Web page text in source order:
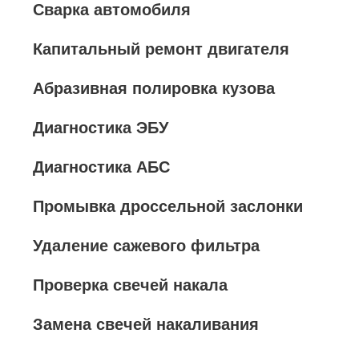
Сварка автомобиля
Капитальный ремонт двигателя
Абразивная полировка кузова
Диагностика ЭБУ
Диагностика АБС
Промывка дроссельной заслонки
Удаление сажевого фильтра
Проверка свечей накала
Замена свечей накаливания